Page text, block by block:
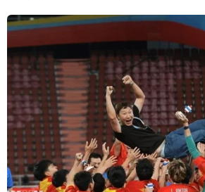
29/07/2026 05:17
Johnson & Johnson chi 5,5 tỷ USD
dàn xếp vụ kiện phấn rôm gây ung
thư
28/07/2026 04:37
Panama cảnh báo ổ dịch hô hấp lạ